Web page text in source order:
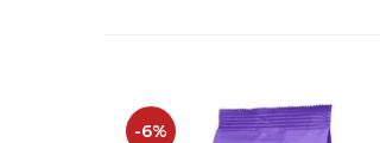
Toate produsele de la ICS,
-6%